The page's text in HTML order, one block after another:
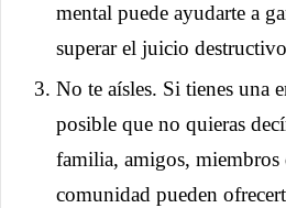
mental puede ayudarte a
superar el juicio
No te aísles. Si tienes una
posible que no quieras
familia, amigos, miembros
comunidad pueden